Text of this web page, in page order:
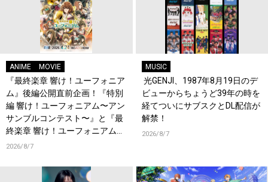
ANIME MOVIE
『最終楽章 響け！ユーフォニア
ム』後編公開直前企画！『特別
編 響け！ユーフォニアム〜アン
サンブルコンテスト〜』と『最
終楽章 響け！ユーフォニアム』
前編の一挙上映が決定！
2026/8/7
MUSIC
光GENJI、1987年8月19日のデ
ビューからちょうど39年の時を
経てついにサブスクとDL配信が
解禁！
2026/8/7